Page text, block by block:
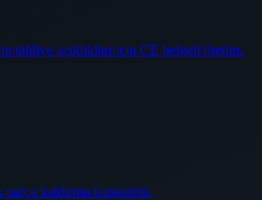
tahliye açıklıkları için CE belgeli üretim.
kaldırma kapasitesi.